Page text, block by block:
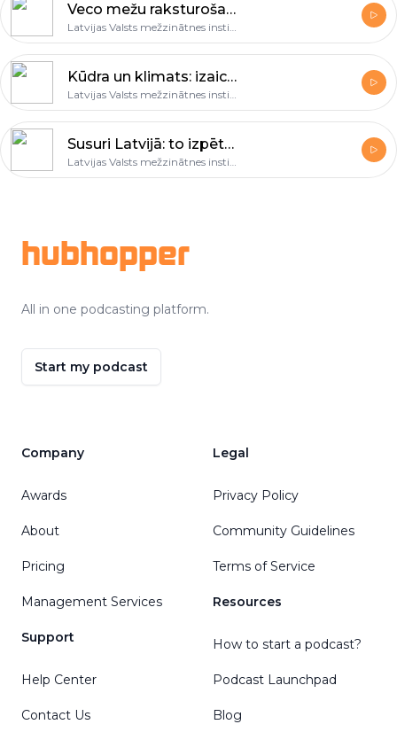
Veco mežu raksturošana lauka darbos: no parauglaukumiem līdz analīzei
Latvijas Valsts mežzinātnes institūts "Silava"
Kūdra un klimats: izaicinājumi un risinājumi Latvijā
Latvijas Valsts mežzinātnes institūts "Silava"
Susuri Latvijā: to izpēte un monitorings
Latvijas Valsts mežzinātnes institūts "Silava"
hubhopper
All in one podcasting platform.
Start my podcast
Company
Awards
About
Pricing
Management Services
Support
Help Center
Contact Us
Legal
Privacy Policy
Community Guidelines
Terms of Service
Resources
How to start a podcast?
Podcast Launchpad
Blog